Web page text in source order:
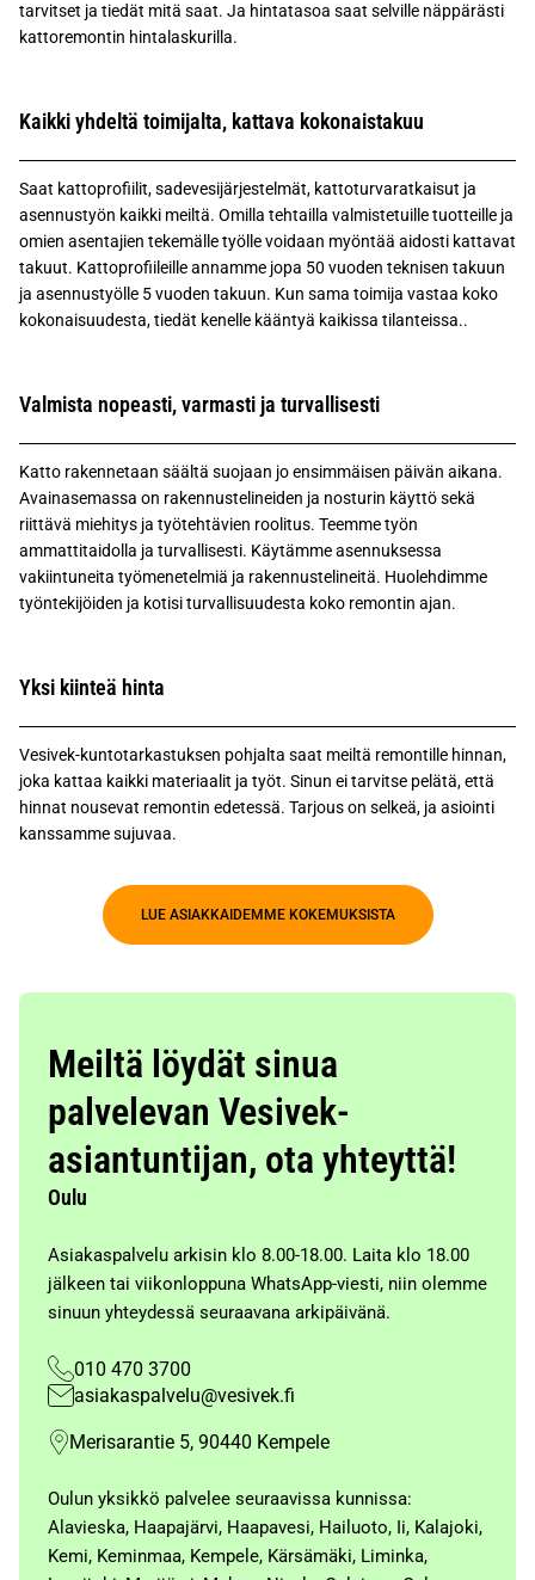
tarvitset ja tiedät mitä saat. Ja hintatasoa saat selville näppärästi
kattoremontin hintalaskurilla.
Kaikki yhdeltä toimijalta, kattava kokonaistakuu
Saat kattoprofiilit, sadevesijärjestelmät, kattoturvaratkaisut ja
asennustyön kaikki meiltä. Omilla tehtailla valmistetuille tuotteille ja
omien asentajien tekemälle työlle voidaan myöntää aidosti kattavat
takuut. Kattoprofiileille annamme jopa 50 vuoden teknisen takuun
ja asennustyölle 5 vuoden takuun. Kun sama toimija vastaa koko
kokonaisuudesta, tiedät kenelle kääntyä kaikissa tilanteissa..
Valmista nopeasti, varmasti ja turvallisesti
Katto rakennetaan säältä suojaan jo ensimmäisen päivän aikana.
Avainasemassa on rakennustelineiden ja nosturin käyttö sekä
riittävä miehitys ja työtehtävien roolitus. Teemme työn
ammattitaidolla ja turvallisesti. Käytämme asennuksessa
vakiintuneita työmenetelmiä ja rakennustelineitä. Huolehdimme
työntekijöiden ja kotisi turvallisuudesta koko remontin ajan.
Yksi kiinteä hinta
Vesivek-kuntotarkastuksen pohjalta saat meiltä remontille hinnan,
joka kattaa kaikki materiaalit ja työt. Sinun ei tarvitse pelätä, että
hinnat nousevat remontin edetessä. Tarjous on selkeä, ja asiointi
kanssamme sujuvaa.
LUE ASIAKKAIDEMME KOKEMUKSISTA
Meiltä löydät sinua
palvelevan Vesivek-
asiantuntijan, ota yhteyttä!
Oulu
Asiakaspalvelu arkisin klo 8.00-18.00. Laita klo 18.00
jälkeen tai viikonloppuna WhatsApp-viesti, niin olemme
sinuun yhteydessä seuraavana arkipäivänä.
010 470 3700
asiakaspalvelu@vesivek.fi
Merisarantie 5, 90440 Kempele
Oulun yksikkö palvelee seuraavissa kunnissa:
Alavieska, Haapajärvi, Haapavesi, Hailuoto, Ii, Kalajoki,
Kemi, Keminmaa, Kempele, Kärsämäki, Liminka,